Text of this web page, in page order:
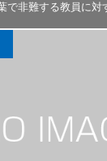
で非難する教員に対